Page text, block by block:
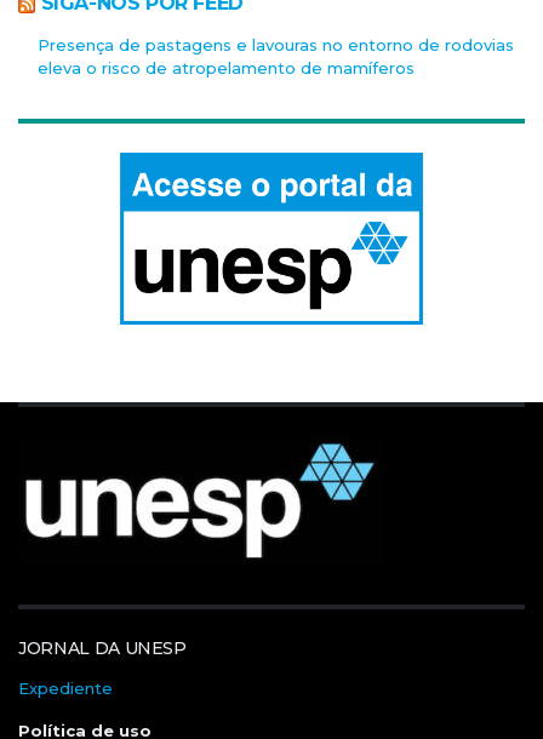
Presença de pastagens e lavouras no entorno de rodovias
eleva o risco de atropelamento de mamíferos
JORNAL DA UNESP
Expediente
Política de uso